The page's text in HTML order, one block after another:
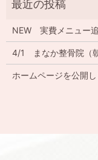
NEW 実費メニュー
4/1 まなか整骨院（
ホームページを公開し